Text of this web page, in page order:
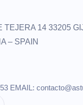
TEJERA 14 33205
– SPAIN
EMAIL: